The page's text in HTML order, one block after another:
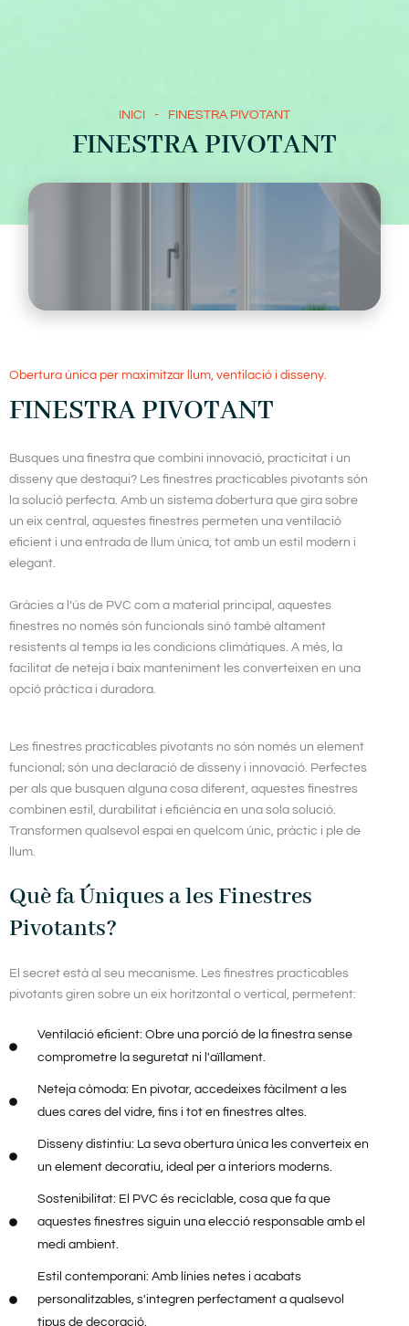
INICI - FINESTRA PIVOTANT
FINESTRA PIVOTANT
Obertura única per maximitzar llum, ventilació i disseny.
FINESTRA PIVOTANT
Busques una finestra que combini innovació, practicitat i un
disseny que destaqui? Les finestres practicables pivotants són
la solució perfecta. Amb un sistema dobertura que gira sobre
un eix central, aquestes finestres permeten una ventilació
eficient i una entrada de llum única, tot amb un estil modern i
elegant.
Gràcies a l’ús de PVC com a material principal, aquestes
finestres no només són funcionals sinó també altament
resistents al temps ia les condicions climàtiques. A més, la
facilitat de neteja i baix manteniment les converteixen en una
opció pràctica i duradora.
Les finestres practicables pivotants no són només un element
funcional; són una declaració de disseny i innovació. Perfectes
per als que busquen alguna cosa diferent, aquestes finestres
combinen estil, durabilitat i eficiència en una sola solució.
Transformen qualsevol espai en quelcom únic, pràctic i ple de
llum.
Què fa Úniques a les Finestres
Pivotants?
El secret està al seu mecanisme. Les finestres practicables
pivotants giren sobre un eix horitzontal o vertical, permetent:
Ventilació eficient: Obre una porció de la finestra sense
comprometre la seguretat ni l'aïllament.
Neteja còmoda: En pivotar, accedeixes fàcilment a les
dues cares del vidre, fins i tot en finestres altes.
Disseny distintiu: La seva obertura única les converteix en
un element decoratiu, ideal per a interiors moderns.
Sostenibilitat: El PVC és reciclable, cosa que fa que
aquestes finestres siguin una elecció responsable amb el
medi ambient.
Estil contemporani: Amb línies netes i acabats
personalitzables, s'integren perfectament a qualsevol
tipus de decoració.